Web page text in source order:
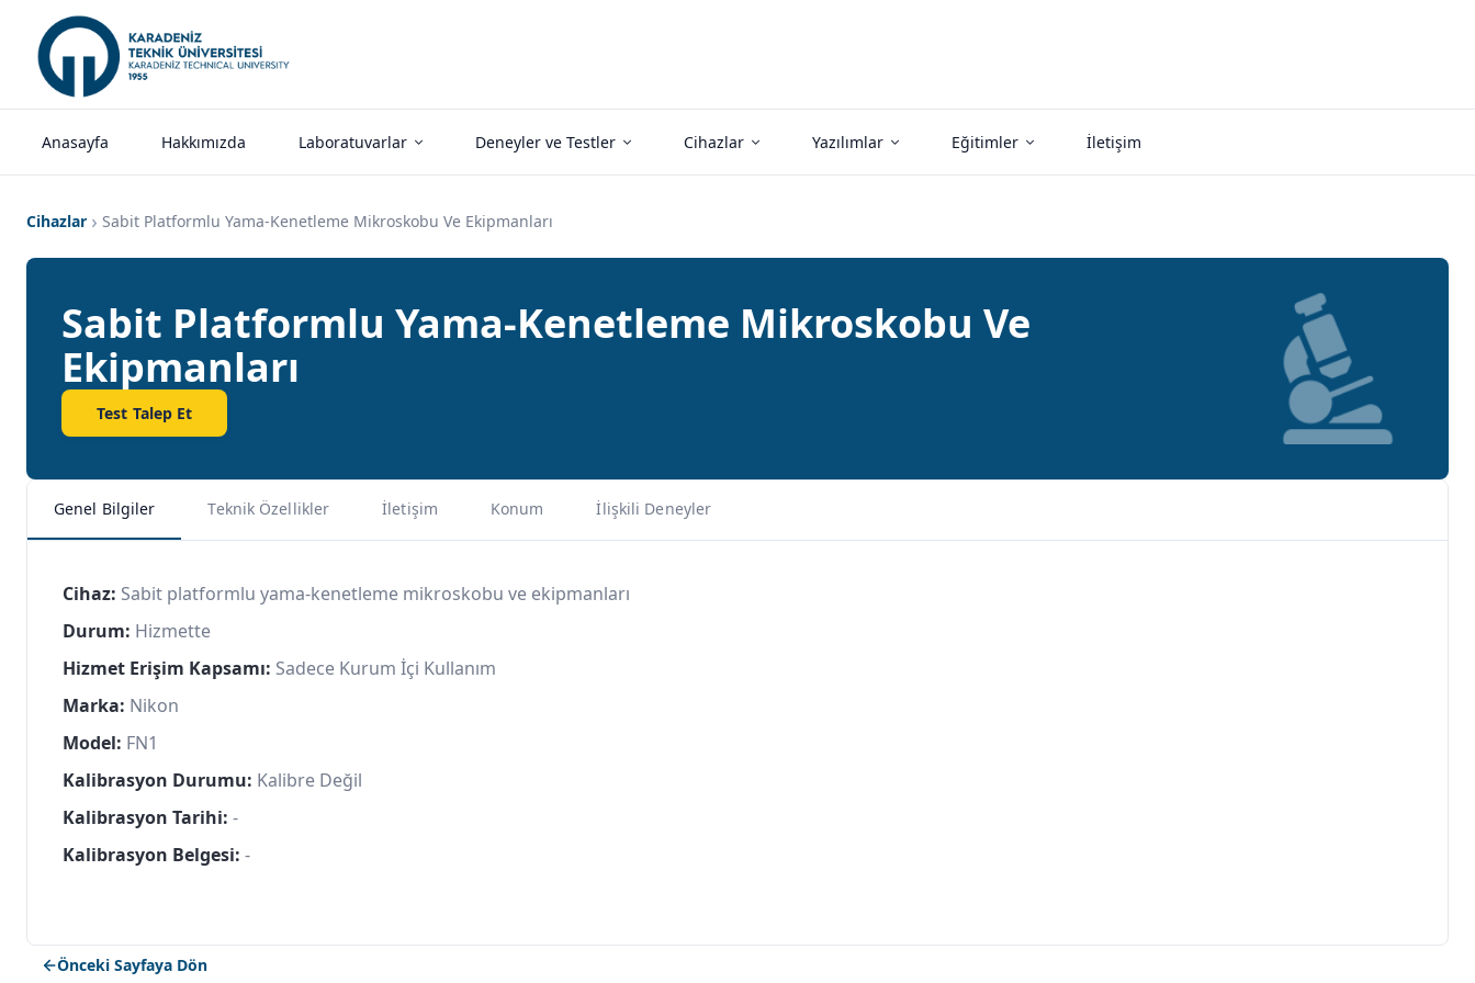
Anasayfa Hakkımızda Laboratuvarlar Deneyler ve Testler Cihazlar Yazılımlar Eğitimler İletişim
Cihazlar Sabit Platformlu Yama-Kenetleme Mikroskobu Ve Ekipmanları
Sabit Platformlu Yama-Kenetleme Mikroskobu Ve
Ekipmanları
Test Talep Et
Genel Bilgiler Teknik Özellikler İletişim Konum İlişkili Deneyler
Cihaz: Sabit platformlu yama-kenetleme mikroskobu ve ekipmanları
Durum: Hizmette
Hizmet Erişim Kapsamı: Sadece Kurum İçi Kullanım
Marka: Nikon
Model: FN1
Kalibrasyon Durumu: Kalibre Değil
Kalibrasyon Tarihi: -
Kalibrasyon Belgesi: -
Önceki Sayfaya Dön